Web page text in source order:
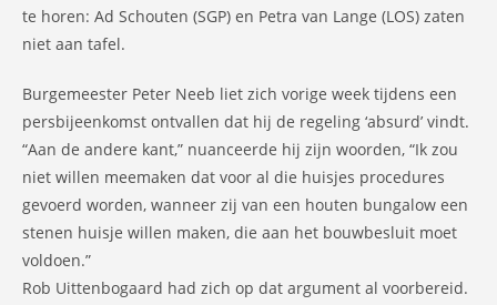
te horen: Ad Schouten (SGP) en Petra van Lange (LOS) zaten
niet aan tafel.
Burgemeester Peter Neeb liet zich vorige week tijdens een
persbijeenkomst ontvallen dat hij de regeling ‘absurd’ vindt.
“Aan de andere kant,” nuanceerde hij zijn woorden, “Ik zou
niet willen meemaken dat voor al die huisjes procedures
gevoerd worden, wanneer zij van een houten bungalow een
stenen huisje willen maken, die aan het bouwbesluit moet
voldoen.”
Rob Uittenbogaard had zich op dat argument al voorbereid.